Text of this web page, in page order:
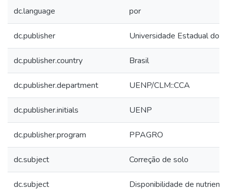
dc.language por
dc.publisher Universidade Estadual do
dc.publisher.country Brasil
dc.publisher.department UENP/CLM::CCA
dc.publisher.initials UENP
dc.publisher.program PPAGRO
dc.subject Correção de solo
dc.subject Disponibilidade de